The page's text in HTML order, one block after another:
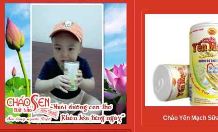
Cháo Yến Mạch